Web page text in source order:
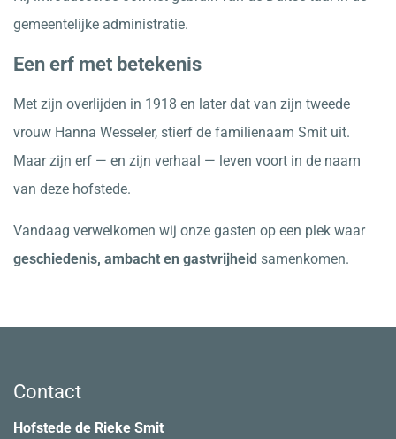
gemeentelijke administratie.
Een erf met betekenis
Met zijn overlijden in 1918 en later dat van zijn tweede
vrouw Hanna Wesseler, stierf de familienaam Smit uit.
Maar zijn erf — en zijn verhaal — leven voort in de naam
van deze hofstede.
Vandaag verwelkomen wij onze gasten op een plek waar
geschiedenis, ambacht en gastvrijheid samenkomen.
Contact
Hofstede de Rieke Smit